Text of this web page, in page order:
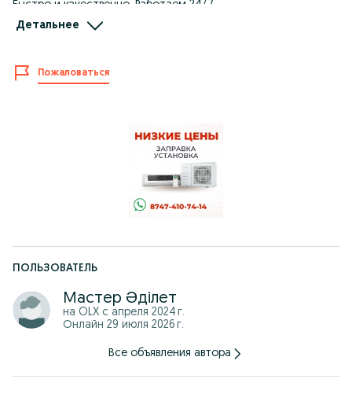
Быстро и качественно. Работаем 24/7
ЗВОНИТЕ И ПИШИТЕ В ЛЮБОЕ ВРЕМЯ СУТОК
Подбор/продажа кондиционеров ALMACOM/GREE/LG/OTEX -
по оптовым ценам, гарантия 3 года. Звоните сейчас, будем
рады вам помочь.
Детальнее
Пожаловаться
ПОЛЬЗОВАТЕЛЬ
Мастер Әділет
на OLX с апреля 2024 г.
Онлайн 29 июля 2026 г.
Все объявления автора